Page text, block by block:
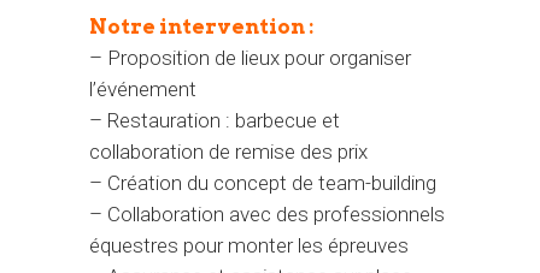
Notre intervention :
– Proposition de lieux pour organiser
l’événement
– Restauration : barbecue et
collaboration de remise des prix
– Création du concept de team-building
– Collaboration avec des professionnels
équestres pour monter les épreuves